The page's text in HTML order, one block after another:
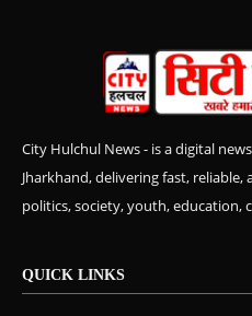
City Hulchul News - is a digital
Jharkhand, delivering fast, reliable,
politics, society, youth, education,
QUICK LINKS